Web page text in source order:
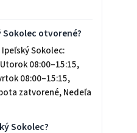
Sokolec otvorené?
Sokolec:
08:00–15:15,
08:00–15:15,
zatvorené, Nedeľa
Sokolec?